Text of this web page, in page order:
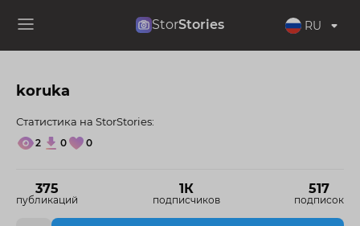
StorStories RU
koruka
375
публикаций
1К
подписчиков
517
подписок
Статистика на StorStories:
2 0 0